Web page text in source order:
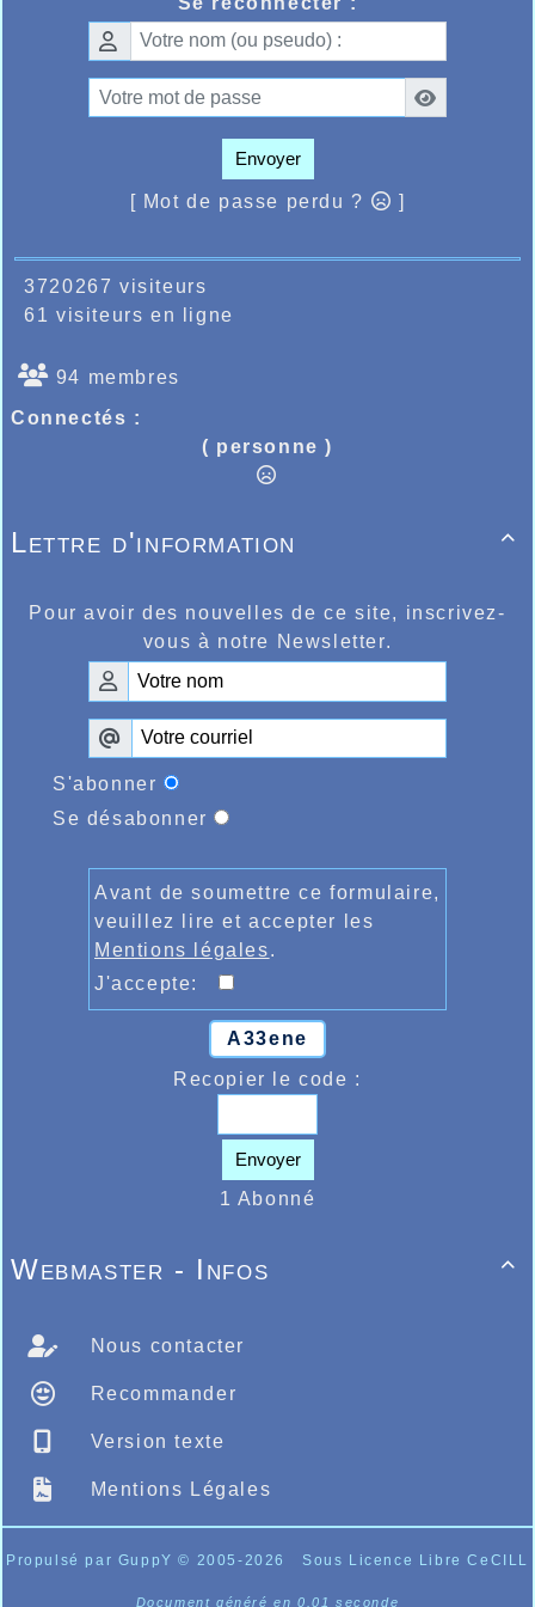
dessous :
https://bases.athle.fr/asp.net/liste.aspx?
Belle victoire d'Olivia Vandamme à Hesdin
Envoyer
[ Mot de passe perdu ? ]
3720267 visiteurs
61 visiteurs en ligne
94 membres
Connectés :
( personne )

Lettre d'information
Pour avoir des nouvelles de ce site, inscrivez-
vous à notre Newsletter.
S'abonner
Se désabonner
Avant de soumettre ce formulaire,
veuillez lire et accepter les
Mentions légales.
J'accepte:
A33ene
Recopier le code :
Envoyer
1 Abonné

Webmaster - Infos
Nous contacter
Recommander
Version texte
Mentions Légales
Propulsé par GuppY© 2005-2026 Sous Licence Libre CeCILL
Document généré en 0.01 seconde